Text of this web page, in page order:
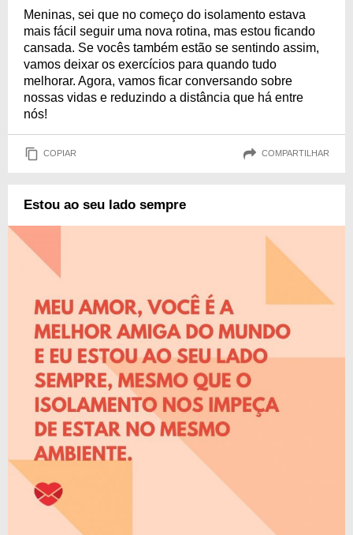
Meninas, sei que no começo do isolamento estava
mais fácil seguir uma nova rotina, mas estou ficando
cansada. Se vocês também estão se sentindo assim,
vamos deixar os exercícios para quando tudo
melhorar. Agora, vamos ficar conversando sobre
nossas vidas e reduzindo a distância que há entre
nós!
COPIAR COMPARTILHAR
Estou ao seu lado sempre